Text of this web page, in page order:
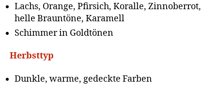
Lachs, Orange, Pfirsich, Koralle, Zinnoberrot,
helle Brauntöne, Karamell
Schimmer in Goldtönen
Herbsttyp
Dunkle, warme, gedeckte Farben